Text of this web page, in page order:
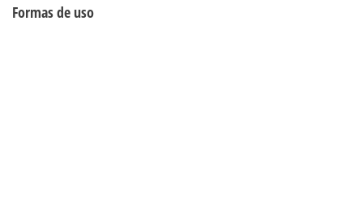
Formas de uso